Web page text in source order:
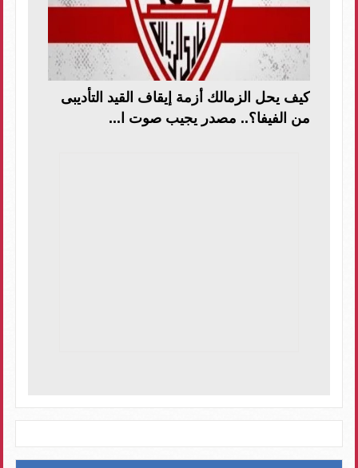
كيف يحل الزمالك أزمة إيقاف القيد التأديبى
من الفيفا؟.. مصدر يجيب صوت ا...